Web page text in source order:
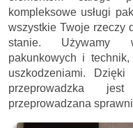
kompleksowe usługi
wszystkie Twoje rzeczy
stanie. Używamy
pakunkowych i
uszkodzeniami.
przeprowadzka
przeprowadzana